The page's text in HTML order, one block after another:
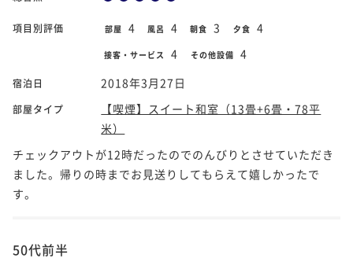
項目別評価 部屋 4 風呂 4 朝食 3 夕食 4
接客・サービス 4 その他設備 4
宿泊日 2018年3月27日
部屋タイプ
【喫煙】スイート和室（13畳+6畳・78平
米）
チェックアウトが12時だったのでのんびりとさせていただき
ました。帰りの時までお見送りしてもらえて嬉しかったで
す。
50代前半